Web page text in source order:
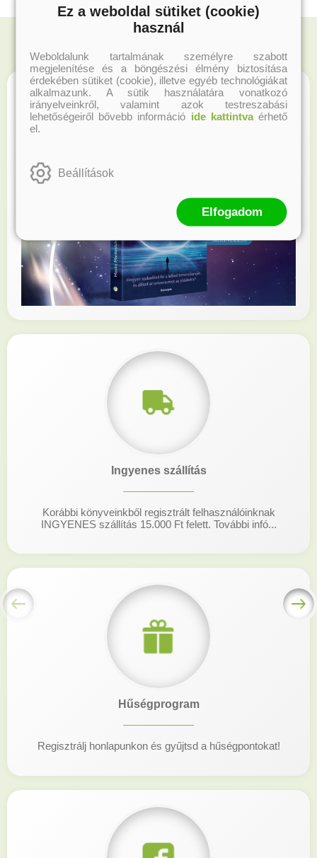
Ingyenes szállítás
Korábbi könyveinkből regisztrált felhasználóinknak
INGYENES szállítás 15.000 Ft felett. További infó...
Hűségprogram
Regisztrálj honlapunkon és gyűjtsd a hűségpontokat!
Ez a weboldal sütiket (cookie)
használ
Weboldalunk tartalmának személyre szabott
megjelenítése és a böngészési élmény biztosítása
érdekében sütiket (cookie), illetve egyéb technológiákat
alkalmazunk. A sütik használatára vonatkozó
irányelveinkről, valamint azok testreszabási
lehetőségeiről bővebb információ ide kattintvaérhető
el.
Beállítások
Elfogadom